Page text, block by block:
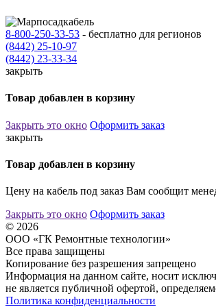
8-800-250-33-53 - бесплатно для регионов
(8442) 25-10-97
(8442) 23-33-34
закрыть
Товар добавлен в корзину
Закрыть это окно Оформить заказ
закрыть
Товар добавлен в корзину
Цену на кабель под заказ Вам сообщит
Закрыть это окно Оформить заказ
© 2026
ООО «ГК Ремонтные технологии»
Все права защищены
Копирование без разрешения запрещено
Информация на данном сайте, носит
не является публичной офертой,
Политика конфиденциальности